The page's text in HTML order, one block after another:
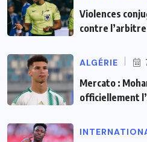
Violences
contre
ALGÉRIE
Mercato :
officiellement